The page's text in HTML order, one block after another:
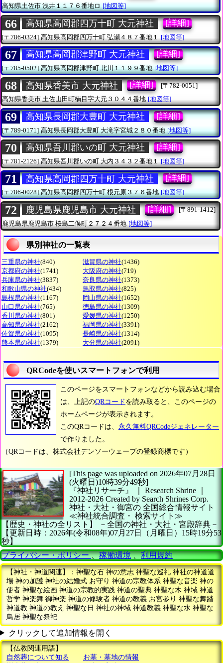
高知県土佐市浅井１１７６番地ロ [地図等]
66 高知県高岡郡四万十町 大元神社 [詳細]
[〒786-0324] 高知県高岡郡四万十町 弘瀬４８７番地１ [地図等]
67 高知県高岡郡津野町 大元神社 [詳細]
[〒785-0502] 高知県高岡郡津野町北川１１９９番地 [地図等]
68 高知県香美市 大元神社 [詳細]
[〒782-0051]
高知県香美市土佐山田町楠目字大元３０４４番地 [地図等]
69 高知県長岡郡大豊町 大元神社 [詳細]
[〒789-0171] 高知県長岡郡大豊町大滝字宮城２８０番地 [地図等]
70 高知県吾川郡いの町 大元神社 [詳細]
[〒781-2126] 高知県吾川郡いの町 大内３４３２番地１ [地図等]
71 高知県高岡郡四万十町 大元神社 [詳細]
[〒786-0028] 高知県高岡郡四万十町根元原３７６番地 [地図等]
72 鹿児島県鹿児島市 大元神社 [詳細]
[〒891-1412]
鹿児島県鹿児島市 桜島二俣町２７２４番地 [地図等]
県別神社の一覧表
三重県の神社(840) 滋賀県の神社(1436)
京都府の神社(1741) 大阪府の神社(719)
兵庫県の神社(3837) 奈良県の神社(1373)
和歌山県の神社(434) 鳥取県の神社(825)
島根県の神社(1167) 岡山県の神社(1652)
山口県の神社(765) 徳島県の神社(1309)
香川県の神社(801) 愛媛県の神社(1250)
高知県の神社(2162) 福岡県の神社(3391)
佐賀県の神社(1095) 長崎県の神社(1314)
熊本県の神社(1379) 大分県の神社(2091)
QRCodeを使いスマートフォンで利用
このページをスマートフォンなどから読み込む場合
は、上記のQRコード を読み取ると、このページの
ホームページが表示されます。
このQRコードは、 永久無料QRCodeジェネレーター
で作りました。
（QRコードは、株式会社デンソーウェーブの登録商標です）
[This page was uploaded on 2026年07月28日
(火曜日)10時39分49秒]
『神社リサーチ』 ｜ Research Shrine
2012-2026 Created by Search Shrines Corp.
神社・大社・御宮の 全国総合情報サイト
≪神社統合調査・ 検索サイト≫
【歴史・神社の全リスト】
－全国の神社・大社・宮殿辞典－
【更新日時：2026年(令和08年)07月27日（月曜日）15時19分53
秒】
プライバシー・ポリシー、稼働環境、利用規約
【神社・神道関連】：神聖な石 神の意志 神聖な巡礼 神社の神道道
場 神の加護 神社の結婚式 お守り 神道の宗教体系 神聖な音楽 神の
使者 神聖な絵画 神道の宗教的実践 神道の聖典 神聖な木 神域 神道
哲学 神楽舞 御神楽 神道の修験者 神道の教義 お宮参り 神聖な舞踏
神道教 神道の教え 神聖な日 神社の神域 神道教義 神聖な水 神聖な
鳥居 神聖な祭祀
クリックして追加情報を開く
【仏教関連用語】
自然葬について知る
お墓・墓地の情報